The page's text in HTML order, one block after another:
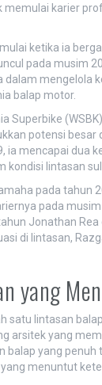
karier
ketika ia
pada musim
mengelola
balap motor.
Superbike
potensi
mencapai dua
kondisi lintasan
pada tahun
pada
Jonathan Rea
di lintasan,
yang
lintasan
arsitek yang
yang penuh
menuntut